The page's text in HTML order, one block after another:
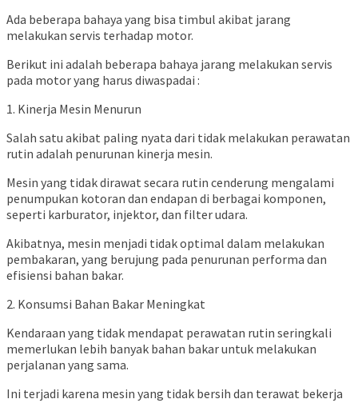
Ada beberapa bahaya yang bisa timbul akibat jarang
melakukan servis terhadap motor.
Berikut ini adalah beberapa bahaya jarang melakukan servis
pada motor yang harus diwaspadai :
1. Kinerja Mesin Menurun
Salah satu akibat paling nyata dari tidak melakukan perawatan
rutin adalah penurunan kinerja mesin.
Mesin yang tidak dirawat secara rutin cenderung mengalami
penumpukan kotoran dan endapan di berbagai komponen,
seperti karburator, injektor, dan filter udara.
Akibatnya, mesin menjadi tidak optimal dalam melakukan
pembakaran, yang berujung pada penurunan performa dan
efisiensi bahan bakar.
2. Konsumsi Bahan Bakar Meningkat
Kendaraan yang tidak mendapat perawatan rutin seringkali
memerlukan lebih banyak bahan bakar untuk melakukan
perjalanan yang sama.
Ini terjadi karena mesin yang tidak bersih dan terawat bekerja